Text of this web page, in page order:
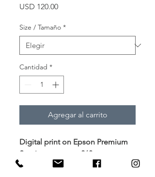
USD 120.00Precio
Size / Tamaño *
Cantidad *
Agregar al carrito
Digital print on Epson Premium
Semimatte paper 260g
Impresión digital en papel